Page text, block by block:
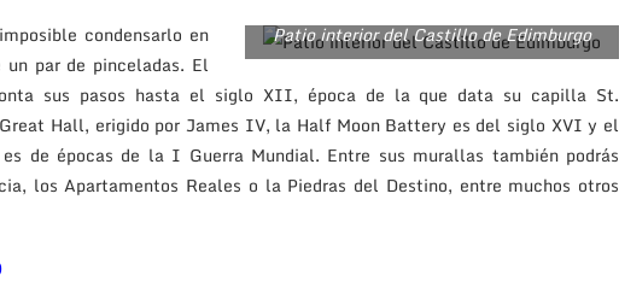
Patio interior del Castillo de Edimburgo
condensarlo en
par de pinceladas. El
sus pasos hasta el siglo XII, época de la que data su capilla St.
Hall, erigido por James IV, la Half Moon Battery es del siglo XVI y el
de épocas de la I Guerra Mundial. Entre sus murallas también podrás
los Apartamentos Reales o la Piedras del Destino, entre muchos otros